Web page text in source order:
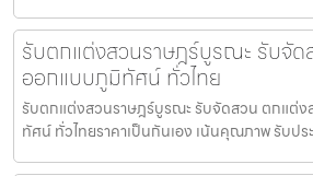
รับตกแต่งสวนราษฎร์บูรณะ รับจั
ออกแบบภูมิทัศน์ ทั่วไทย
รับตกแต่งสวนราษฎร์บูรณะ รับจัดสวน ตกแต่
ทัศน์ ทั่วไทยราคาเป็นกันเอง เน้นคุณภาพ รับป